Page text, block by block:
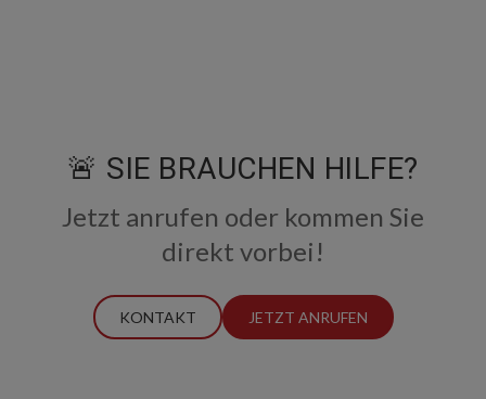
🚨 SIE BRAUCHEN HILFE?
Jetzt anrufen oder kommen Sie
direkt vorbei!
KONTAKT JETZT ANRUFEN